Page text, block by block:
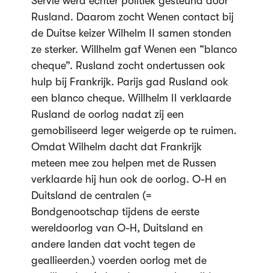
Rusland. Daarom zocht Wenen contact bij
de Duitse keizer Wilhelm II samen stonden
ze sterker. Willhelm gaf Wenen een “blanco
cheque”. Rusland zocht ondertussen ook
hulp bij Frankrijk. Parijs gad Rusland ook
een blanco cheque. Willhelm II verklaarde
Rusland de oorlog nadat zij een
gemobiliseerd leger weigerde op te ruimen.
Omdat Wilhelm dacht dat Frankrijk
meteen mee zou helpen met de Russen
verklaarde hij hun ook de oorlog. O-H en
Duitsland de centralen (=
Bondgenootschap tijdens de eerste
wereldoorlog van O-H, Duitsland en
andere landen dat vocht tegen de
geallieerden.) voerden oorlog met de